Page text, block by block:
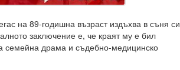
на 89-годишна възраст издъхва в съня си
заключение е, че краят му е бил
семейна драма и съдебно-медицинско